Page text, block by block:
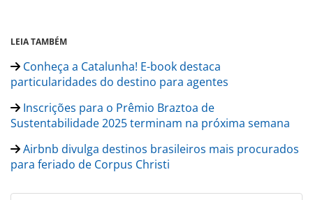
LEIA TAMBÉM
Conheça a Catalunha! E-book destaca
particularidades do destino para agentes
Inscrições para o Prêmio Braztoa de
Sustentabilidade 2025 terminam na próxima semana
Airbnb divulga destinos brasileiros mais procurados
para feriado de Corpus Christi